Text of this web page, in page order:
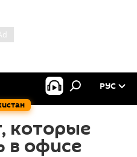
РУС
которые
в офисе